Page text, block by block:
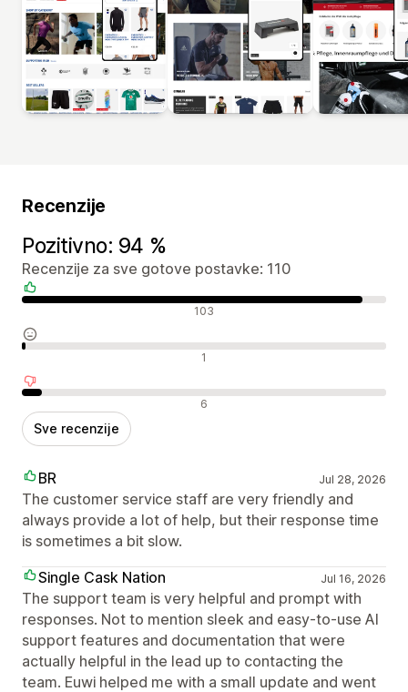
Recenzije
Pozitivno: 94 %
Recenzije za sve gotove postavke: 110
Pozitivne recenzije 103
Neutralne recenzije 1
Negativne recenzije 6
Sve recenzije
BR Jul 28, 2026
The customer service staff are very friendly and
always provide a lot of help, but their response time
is sometimes a bit slow.
Single Cask Nation
Jul 16, 2026
The support team is very helpful and prompt with
responses. Not to mention sleek and easy-to-use AI
support features and documentation that were
actually helpful in the lead up to contacting the
team. Euwi helped me with a small update and went